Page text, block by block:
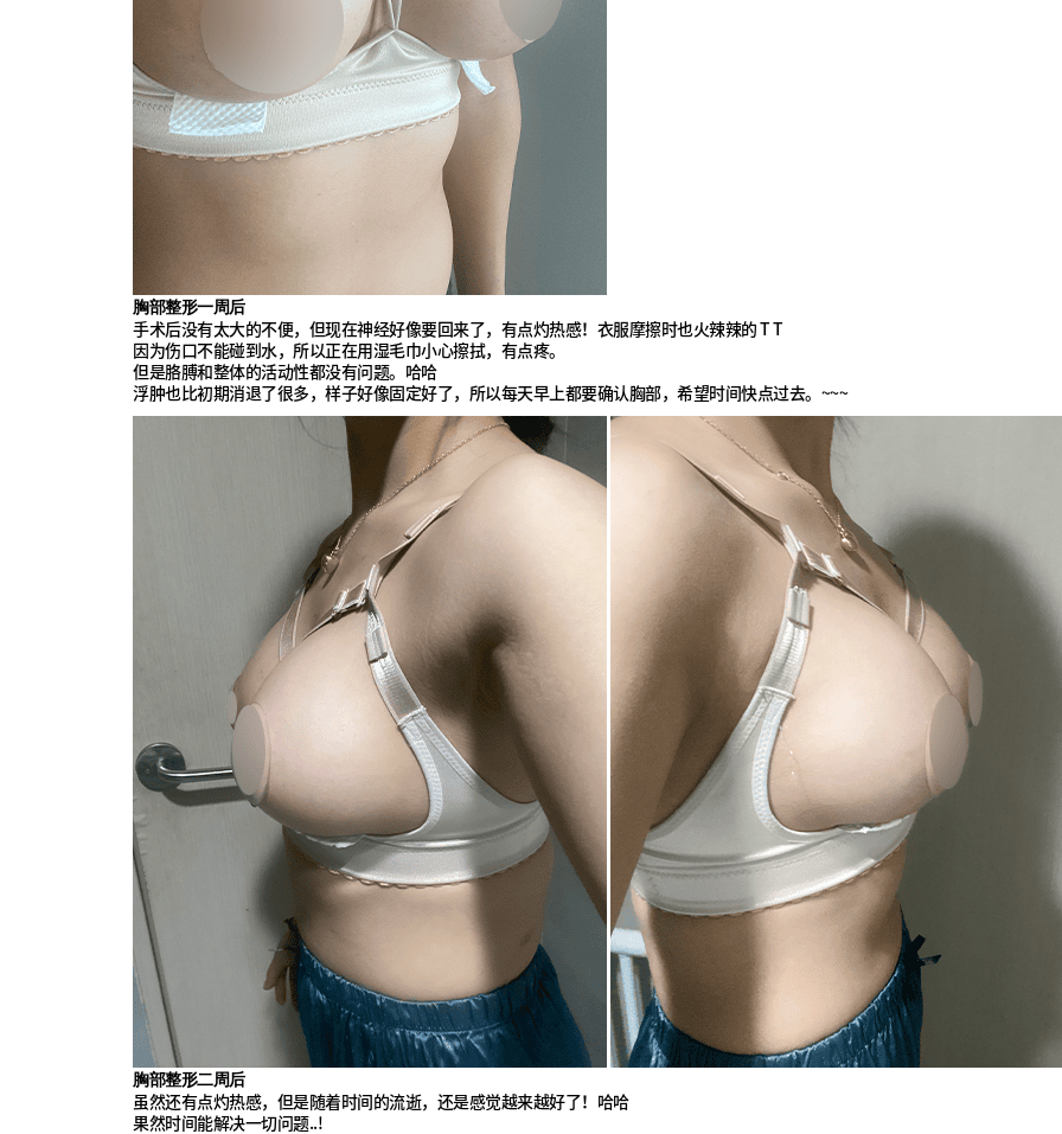
胸部整形一周后
手术后没有太大的不便，但现在神经好像要回来了，有点灼热感！衣服摩擦时也火辣辣的 T T
因为伤口不能碰到水，所以正在用湿毛巾小心擦拭，有点疼。
但是胳膊和整体的活动性都没有问题。哈哈
浮肿也比初期消退了很多，样子好像固定好了，所以每天早上都要确认胸部，希望时间快点过去。~~~
胸部整形二周后
虽然还有点灼热感，但是随着时间的流逝，还是感觉越来越好了！哈哈
果然时间能解决一切问题..!